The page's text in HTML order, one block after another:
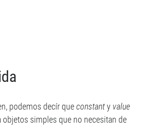
por correo electrónico
podemos decír queconstanty value
objetos simples que no necesitan de